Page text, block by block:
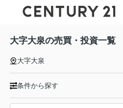
大字大泉の売買・投資一覧
大字大泉
条件から探す